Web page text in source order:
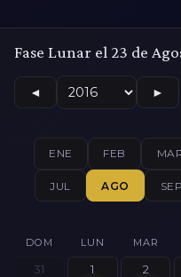
Fase Lunar el 23 de
◄ ►
ENE FEB
JUL AGO SEP
DOM LUN MAR
31 1 2